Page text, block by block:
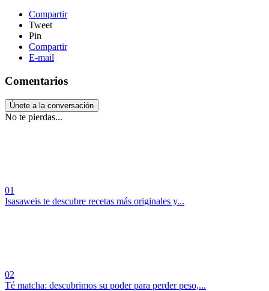
Compartir
Tweet
Pin
Compartir
E-mail
Comentarios
Únete a la conversación
No te pierdas...
01
Isasaweis te descubre recetas más originales y...
02
Té matcha: descubrimos su poder para perder peso,...